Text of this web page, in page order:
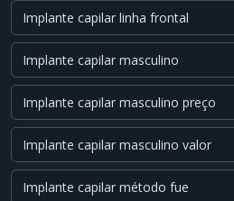
Implante capilar linha frontal
Implante capilar masculino
Implante capilar masculino preço
Implante capilar masculino valor
Implante capilar método fue